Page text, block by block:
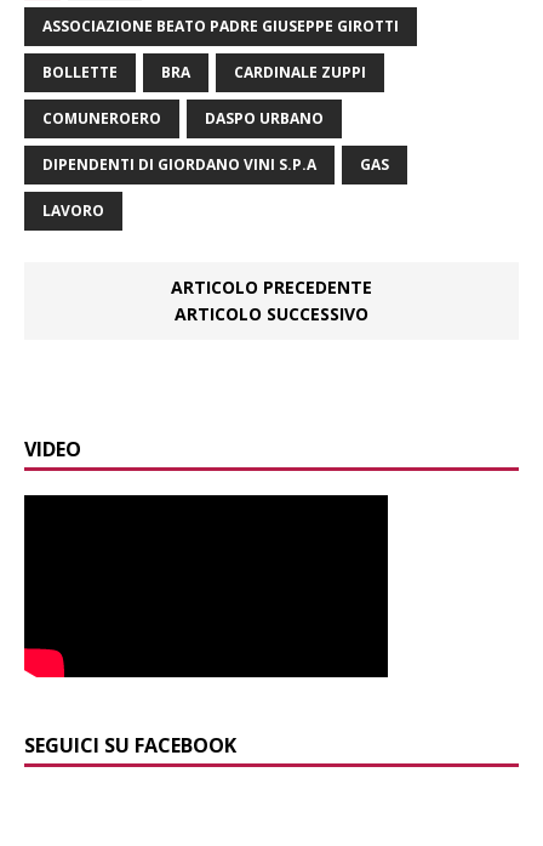
ASSOCIAZIONE BEATO PADRE GIUSEPPE GIROTTI
BOLLETTE BRA CARDINALE ZUPPI
COMUNEROERO DASPO URBANO
DIPENDENTI DI GIORDANO VINI S.P.A GAS
LAVORO
ARTICOLO PRECEDENTE
ARTICOLO SUCCESSIVO
VIDEO
SEGUICI SU FACEBOOK